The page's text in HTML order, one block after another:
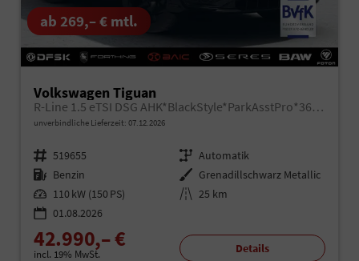
ab 269,– € mtl.
Volkswagen Tiguan
R-Line 1.5 eTSI DSG AHK*BlackStyle*ParkAsstPro*360° Kamera*Android Auto*Navi*SHZ*Matrix*HUD
unverbindliche Lieferzeit: 07.12.2026
Fahrzeugnr. 519655 Getriebe Automatik
Kraftstoff Benzin Außenfarbe Grenadillschwarz Metallic
Leistung 110 kW (150 PS) Kilometerstand 25 km
01.08.2026
42.990,– €
incl. 19% MwSt. Details